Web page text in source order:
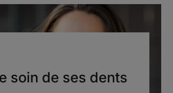
soin de ses dents